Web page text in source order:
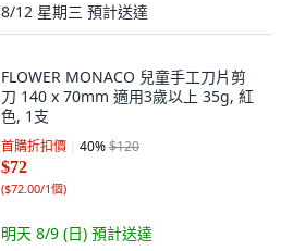
8/12 星期三 預計送達
FLOWER MONACO 兒童手工刀片剪
刀 140 x 70mm 適用3歲以上 35g, 紅
色, 1支
首購折扣價 40%$120
$72
($72.00/1個)
明天 8/9 (日) 預計送達